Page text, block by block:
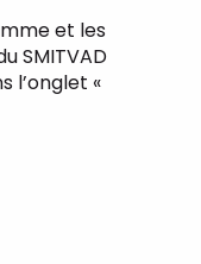
et les
SMITVAD
l’onglet «